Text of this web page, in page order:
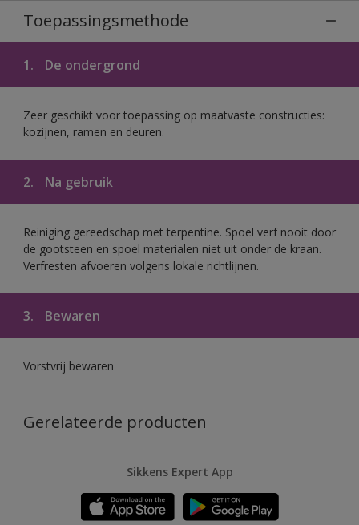
Toepassingsmethode
1. De ondergrond
Zeer geschikt voor toepassing op maatvaste constructies:
kozijnen, ramen en deuren.
2. Na gebruik
Reiniging gereedschap met terpentine. Spoel verf nooit door
de gootsteen en spoel materialen niet uit onder de kraan.
Verfresten afvoeren volgens lokale richtlijnen.
3. Bewaren
Vorstvrij bewaren
Gerelateerde producten
Sikkens Expert App